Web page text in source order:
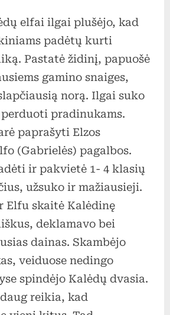
pas
elfai ilgai plušėjo, kad
padėtų kurti
Pastatė židinį, papuošė
gamino snaiges,
norą. Ilgai suko
pradinukams.
paprašyti Elzos
(Gabrielės) pagalbos.
ir pakvietė 1- 4 klasių
užsuko ir mažiausieji.
Elfu skaitė Kalėdinę
deklamavo bei
dainas. Skambėjo
veiduose nedingo
spindėjo Kalėdų dvasia.
reikia, kad